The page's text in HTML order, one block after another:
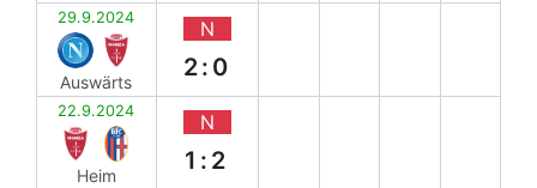
29.9.2024
Auswärts
N
2:0
22.9.2024
Heim
N
1:2